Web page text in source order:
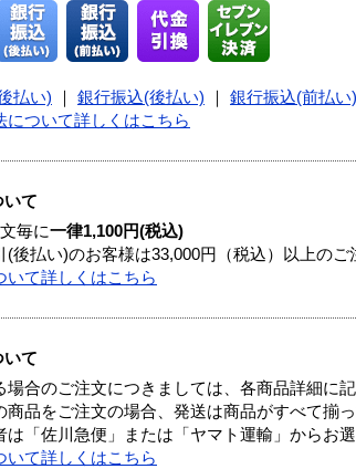
払い) 銀行振込(後払い) 銀行振込(前払い)
について詳しくはこちら
いて
毎に一律1,100円(税込)
後払い)のお客様は33,000円（税込）以上のご
いて詳しくはこちら
いて
場合のご注文につきましては、各商品詳細に
商品をご注文の場合、発送は商品がすべて揃
「佐川急便」または「ヤマト運輸」からお
いて詳しくはこちら